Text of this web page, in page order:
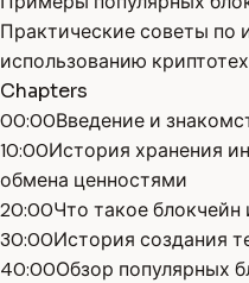
Практические советы по
использованию
Chapters
00:00Введение и
10:00История хранения
обмена ценностями
20:00Что такое блокчейн
30:00История создания
40:00Обзор популярных